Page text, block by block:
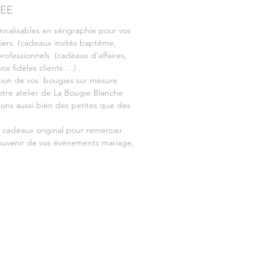
en sérigraphie pour vos
(cadeaux invités baptême,
(cadeaux d'affaires,
fidèles clients …) .
de vos bougies sur mesure
atelier de La Bougie Blanche
aussi bien des petites que des
original pour remercier
de vos événements mariage,